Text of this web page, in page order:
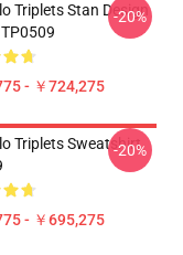
Triplets Stan Design
- ￥724,275
-20%
Triplets Sweatshirt
- ￥695,275
-20%